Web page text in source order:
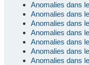
Anomalies dans
Anomalies dans
Anomalies dans
Anomalies dans
Anomalies dans
Anomalies dans
Anomalies dans